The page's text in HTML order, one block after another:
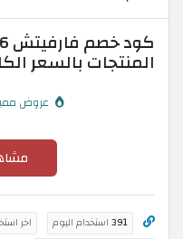
المنتجات بالسعر
عروض
391 استخدام اليوم اخر